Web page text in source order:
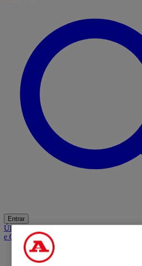
Entrar
ÚltimasMercadoOpiniãoiGaming HubA
e Cabelo